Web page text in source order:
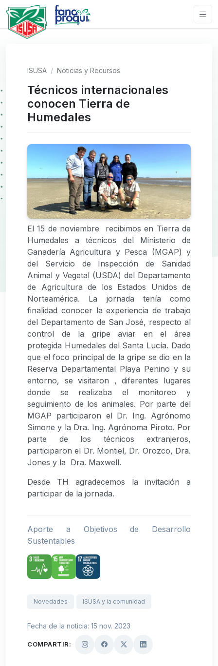
ISUSA Noticias y Recursos
Técnicos internacionales
conocen Tierra de
Humedales
El 15 de noviembre recibimos en Tierra de
Humedales a técnicos del Ministerio de
Ganadería Agricultura y Pesca (MGAP) y
del Servicio de Inspección de Sanidad
Animal y Vegetal (USDA) del Departamento
de Agricultura de los Estados Unidos de
Norteamérica. La jornada tenía como
finalidad conocer la experiencia de trabajo
del Departamento de San José, respecto al
control de la gripe aviar en el área
protegida Humedales del Santa Lucía. Dado
que el foco principal de la gripe se dio en la
Reserva Departamental Playa Penino y su
entorno, se visitaron , diferentes lugares
donde se realizaba el monitoreo y
seguimiento de los animales. Por parte del
MGAP participaron el Dr. Ing. Agrónomo
Simone y la Dra. Ing. Agrónoma Piroto. Por
parte de los técnicos extranjeros,
participaron el Dr. Montiel, Dr. Orozco, Dra.
Jones y la Dra. Maxwell.
Desde TH agradecemos la invitación a
participar de la jornada.
Aporte a Objetivos de Desarrollo
Sustentables
Novedades ISUSA y la comunidad
Fecha de la noticia: 15 nov. 2023
COMPARTIR: